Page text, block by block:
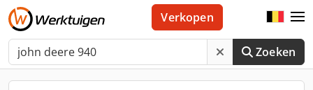
Zoeken
Verkopen